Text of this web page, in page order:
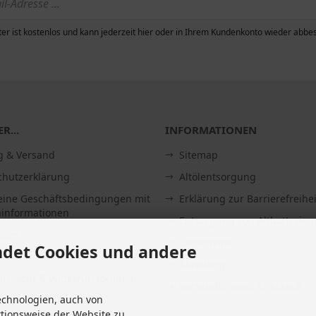
ist kostenlos und kann jederzeit hier oder in Ihrem Kundenkonto wieder
& Versand
Geschäftsbedingungen mit
INFORMATIONEN
Sitemap
Altölentsorgung
Erklärung zur
Entsorgung von Altbatterien
Cookies und andere
auch von